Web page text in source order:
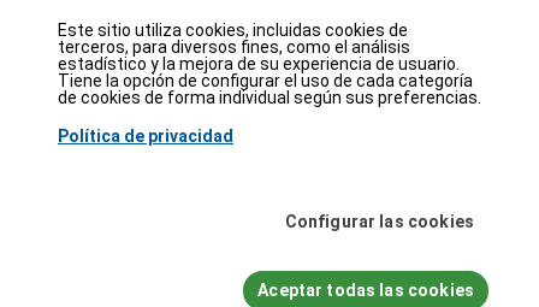
2026© tesweb SA,bexxo Cyber Security
Database
Partners
GDPR Contact Purchase
La información presentada en CVE Find proviene de varias fuentes de
Agencia de Seguridad de Infraestructura y
. Además, los datos sobre debilidades de software (CWE) y
patrones de ataque comunes (CAPEC) son mantenidos por MITRE
Este sitio utiliza cookies, incluidas cookies de
terceros, para diversos fines, como el análisis
estadístico y la mejora de su experiencia de usuario.
Tiene la opción de configurar el uso de cada categoría
de cookies de forma individual según sus preferencias.
Política de privacidad
Configurar las cookies
Aceptar todas las cookies